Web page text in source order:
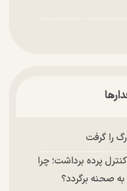
را گرفت
سال رنج و کنترل پرده برداشت؛ چرا
صحنه برگردد؟